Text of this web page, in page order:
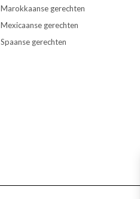
Marokkaanse gerechten
Mexicaanse gerechten
Spaanse gerechten